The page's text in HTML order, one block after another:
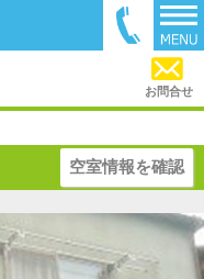
お問合せ
空室情報を確認